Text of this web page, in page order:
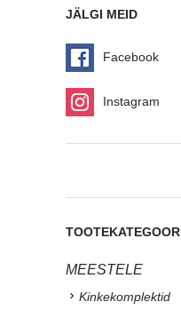
JÄLGI MEID
Facebook
Instagram
MEESTELE
Kinkekomplektid